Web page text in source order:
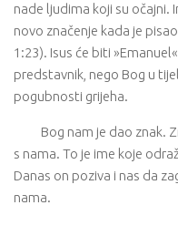
nade ljudima koji su očajni.
novo značenje kada je
1:23). Isus će biti
predstavnik, nego Bog u
pogubnosti grijeha.
Bog nam je dao znak.
s nama. To je ime koje
Danas on poziva i nas da
nama.